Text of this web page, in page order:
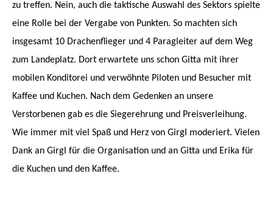
zu treffen. Nein, auch die taktische Auswahl des Sektors spielte
eine Rolle bei der Vergabe von Punkten. So machten sich
insgesamt 10 Drachenflieger und 4 Paragleiter auf dem Weg
zum Landeplatz. Dort erwartete uns schon Gitta mit ihrer
mobilen Konditorei und verwöhnte Piloten und Besucher mit
Kaffee und Kuchen. Nach dem Gedenken an unsere
Verstorbenen gab es die Siegerehrung und Preisverleihung.
Wie immer mit viel Spaß und Herz von Girgl moderiert. Vielen
Dank an Girgl für die Organisation und an Gitta und Erika für
die Kuchen und den Kaffee.